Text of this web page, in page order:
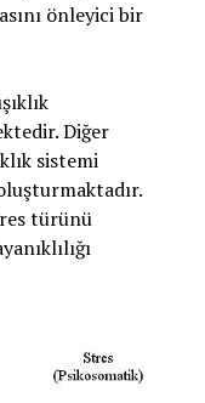
önleyici bir
Diğer
sistemi
türünü